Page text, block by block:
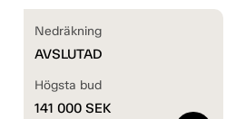
Nedräkning
AVSLUTAD
Högsta bud
141 000 SEK